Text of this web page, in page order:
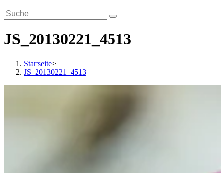
JS_20130221_4513
Startseite>
JS_20130221_4513